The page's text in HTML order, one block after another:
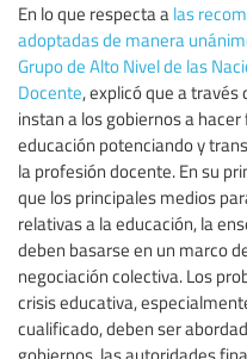
En lo que respecta a las
adoptadas de manera
Grupo de Alto Nivel de las
Docente, explicó que a través
instan a los gobiernos a
educación potenciando y
la profesión docente. En su
que los principales medios
relativas a la educación, la
deben basarse en un marco
negociación colectiva. Los
crisis educativa,
cualificado, deben ser